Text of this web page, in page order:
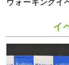
ウォーキングイ
イ